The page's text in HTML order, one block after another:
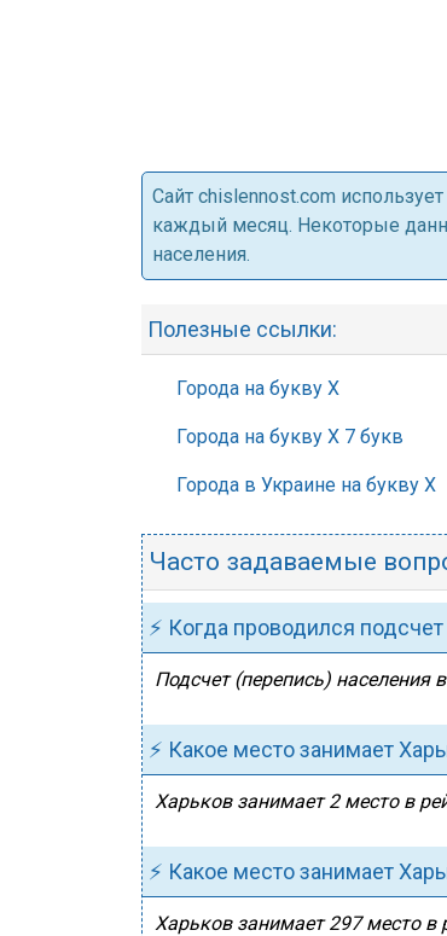
Cайт chislennost.com
каждый месяц. Некоторые
населения.
Полезные ссылки:
Города на букву Х
Города на букву Х 7 букв
Города в Украине на букву Х
Часто задаваемые
⚡ Когда проводился
Подсчет (перепись) населения
⚡ Какое место занимает
Харьков занимает 2 место в
⚡ Какое место занимает
Харьков занимает 297 место в